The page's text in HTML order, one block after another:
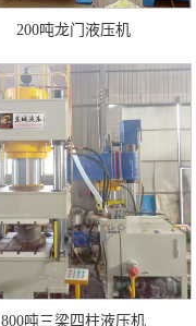
200吨龙门液压机
800吨三梁四柱液压机